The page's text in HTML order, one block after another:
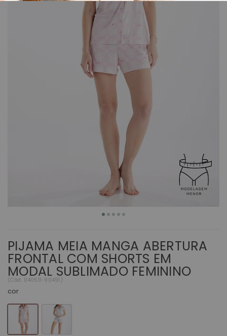
PIJAMA MEIA MANGA ABERTURA
FRONTAL COM SHORTS EM
MODAL SUBLIMADO FEMININO
(Cód. 040511-90491 )
cor